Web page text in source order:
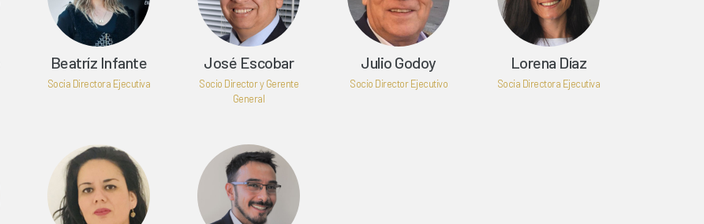
Beatríz Infante
Socia Directora Ejecutiva
José Escobar
Socio Director y Gerente
General
Julio Godoy
Socio Director Ejecutivo
Lorena Díaz
Socia Directora Ejecutiva